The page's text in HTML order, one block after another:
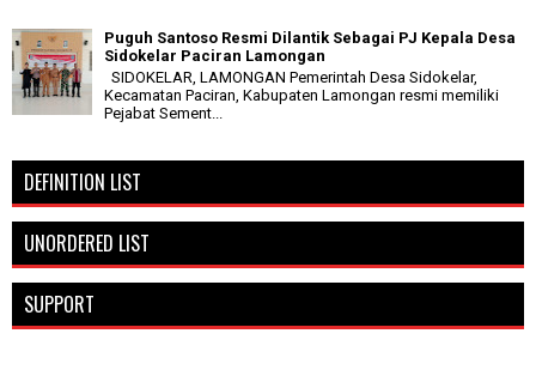
Puguh Santoso Resmi Dilantik Sebagai PJ Kepala Desa
Sidokelar Paciran Lamongan
SIDOKELAR, LAMONGAN Pemerintah Desa Sidokelar,
Kecamatan Paciran, Kabupaten Lamongan resmi memiliki
Pejabat Sement...
DEFINITION LIST
UNORDERED LIST
SUPPORT